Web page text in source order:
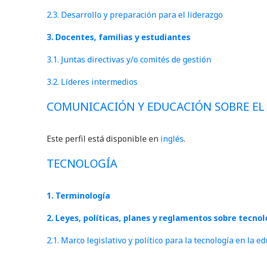
2.3. Desarrollo y preparación para el liderazgo
3. Docentes, familias y estudiantes
3.1. Juntas directivas y/o comités de gestión
3.2. Líderes intermedios
COMUNICACIÓN Y EDUCACIÓN SOBRE
Este perfil está disponible en inglés.
TECNOLOGÍA
1. Terminología
2. Leyes, políticas, planes y reglamentos sobre
2.1. Marco legislativo y político para la tecnología en la